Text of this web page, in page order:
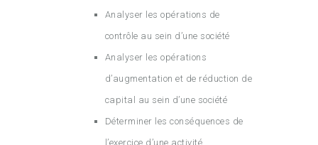
Analyser les opérations de
contrôle au sein d’une société
Analyser les opérations
d’augmentation et de réduction de
capital au sein d’une société
Déterminer les conséquences de
l’exercice d’une activité